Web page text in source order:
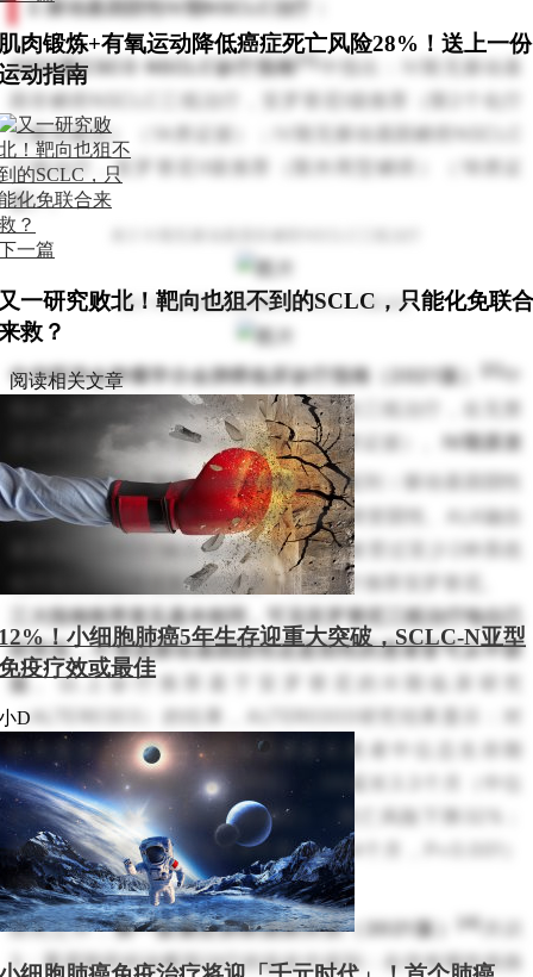
2.驱动基因阴性Ⅳ期NSCLC治疗：
2021版CSCO NSCLC诊疗指南[1]
中指出：IV期无驱动基
因非鳞癌NSCLC三线治疗，安罗替尼I级推荐（限2个化疗
方案失败后）（1A类证据）；IV期无驱动基因鳞癌NSCLC
三线治疗，安罗替尼II级推荐（限外周型鳞癌）（1B类证
据）。
表4 IV期无驱动基因鳞癌NSCLC三线治疗
中华医学会肿瘤学分会肺癌临床诊疗指南（2021版） [2]中
指出：驱动基因阴性IV期NSCLC患者的三线治疗，在无禁
忌证的情况下推荐使用安罗替尼（2A类证据）。
Ⅳ期原发
性肺癌中国治疗指南（2021年版）[3]提到
驱动基因阴性
IV期NSCLC患者：对于EGFR基因敏感突变阴性、ALK融合
基因阴性及ROS1融合基因阴性，既往接受过至少2种系统
化疗后出现进展或复发的患者，三线治疗推荐安罗替尼。
三大指南推荐意见基本相同，可见安罗替尼三线治疗地位已
经夯实，不管是驱动基因阴性还是阳性的患者皆可从中获
益。以上诊疗推荐基于安罗替尼的Ⅲ期临床研究
（ALTER0303）的结果，ALTER0303研究结果显示：对
比安慰剂，安罗替尼能够显著延长患者中位总生存期
（OS）和无进展生存期（PFS），OS延长3.3个月（中位
9.6个月 vs. 6.3个月，P=0.002），死亡风险下降32%；
PFS延长4.0个月（中位5.4个月 vs. 1.4个月，P<0.001）
[16]。
除此之外，第一版重症肺癌国际共识（2021版） [4]
3：重度肺癌的诊断和治疗的益处中提到：在伴有慢性疾病
肉锻炼+有氧运动降低癌症死亡风险28%！送上一份
动指南
一篇
一研究败北！靶向也狙不到的SCLC，只能化免联合
救？
阅读相关文章
！小细胞肺癌5年生存迎重大突破，SCLC-N亚型
疫疗效或最佳
D